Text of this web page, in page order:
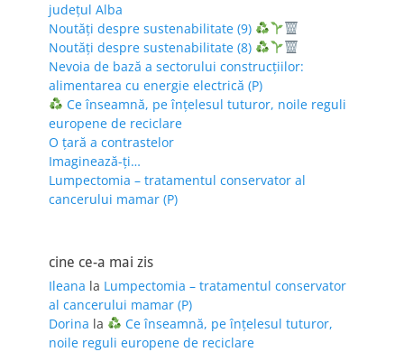
județul Alba
Noutăți despre sustenabilitate (9)
Noutăți despre sustenabilitate (8)
Nevoia de bază a sectorului construcțiilor:
alimentarea cu energie electrică (P)
Ce înseamnă, pe înțelesul tuturor, noile reguli
europene de reciclare
O țară a contrastelor
Imaginează-ți…
Lumpectomia – tratamentul conservator al
cancerului mamar (P)
cine ce-a mai zis
Ileana la Lumpectomia – tratamentul conservator
al cancerului mamar (P)
Dorina la
Ce înseamnă, pe înțelesul tuturor,
noile reguli europene de reciclare